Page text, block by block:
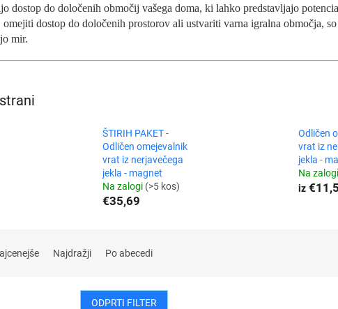
dostop do določenih območij vašega doma, ki lahko predstavljajo
dostop do določenih prostorov ali ustvariti varna igralna območja, so
mir.
ŠTIRIH PAKET -
Odličen omejevalnik
vrat iz nerjavečega
jekla - magnet
Na zalogi (>5 kos)
€35,69
Odličen
vrat iz
jekla -
Na zalogi
iz
Najdražji Po abecedi
ODPRTI FILTER